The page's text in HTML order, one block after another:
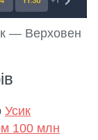
— Верховен
Усик
100 млн